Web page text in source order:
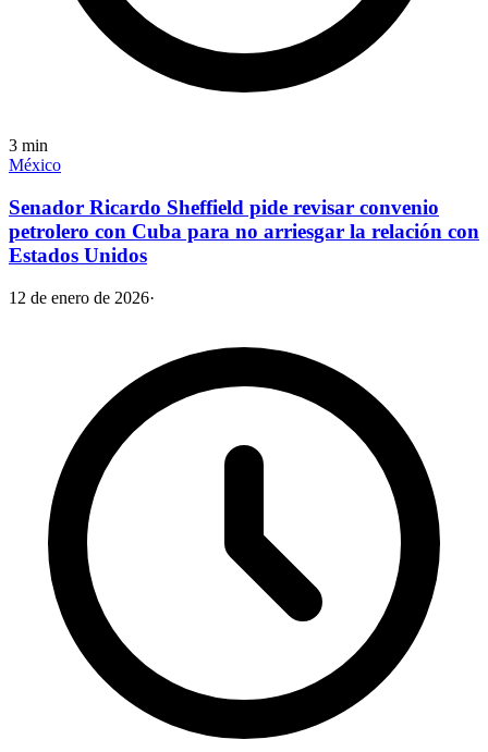
3 min
México
Senador Ricardo Sheffield pide revisar convenio
petrolero con Cuba para no arriesgar la relación con
Estados Unidos
12 de enero de 2026·